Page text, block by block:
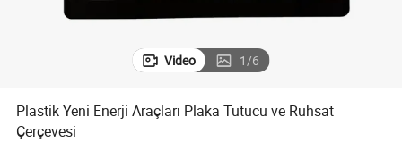
Video 1/6
Plastik Yeni Enerji Araçları Plaka Tutucu ve Ruhsat
Çerçevesi